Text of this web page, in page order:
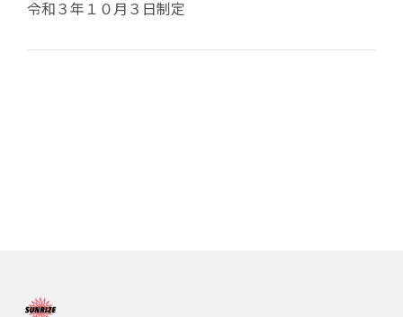
令和３年１０月３日制定